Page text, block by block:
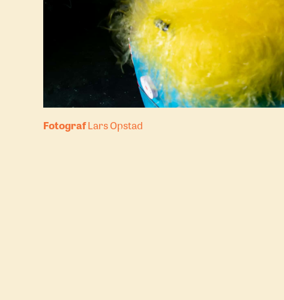
FotografLars Opstad